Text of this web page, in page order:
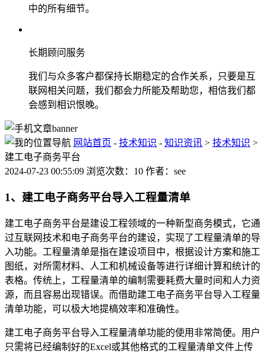
中的所有细节。
长期顾问服务
我们与众多客户都保持长期稳定的合作关系，只要是互
联网相关问题，我们都会力所能及帮助您，相信我们都
会感到相识恨晚。
网站首页 - 技术知识 - 知识资讯 > 技术知识 >
建工电子商务平台
2024-07-23 00:55:09 浏览次数：10 作者：see
1、建工电子商务平台导入工程量清单
建工电子商务平台是建设工程领域的一种新型商务模式，它通
过互联网技术和电子商务平台的建设，实现了工程量清单的导
入功能。工程量清单是指在建设项目中，根据设计方案和施工
图纸，对所需材料、人工和机械设备等进行详细计算和统计的
表格。传统上，工程量清单的编制需要耗费大量时间和人力资
源，而且容易出现错误。而借助建工电子商务平台导入工程量
清单功能，可以极大地提槁效率和准确性。
建工电子商务平台导入工程量清单功能的使用非常简便。用户
只需将已经编制好的Excel或其他格式的工程量清单文件上传